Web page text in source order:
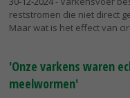
reststromen die niet direct
Maar wat is het effect van
'Onze varkens waren
meelwormen'